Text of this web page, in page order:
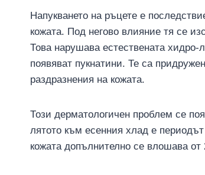
Напукването на ръцете е
кожата. Под негово влияние тя се
Това нарушава естествената хидро-
появяват пукнатини. Те са
раздразнения на кожата.
Този дерматологичен проблем се
лятото към есенния хлад е
кожата допълнително се влошава от